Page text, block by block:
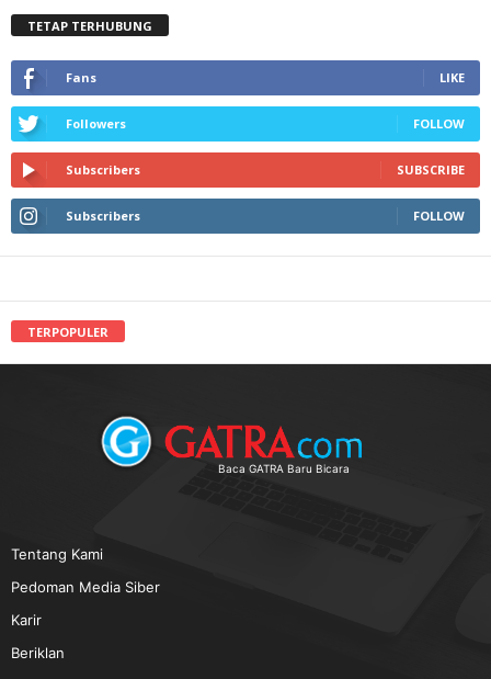
TETAP TERHUBUNG
Fans LIKE
Followers FOLLOW
Subscribers SUBSCRIBE
Subscribers FOLLOW